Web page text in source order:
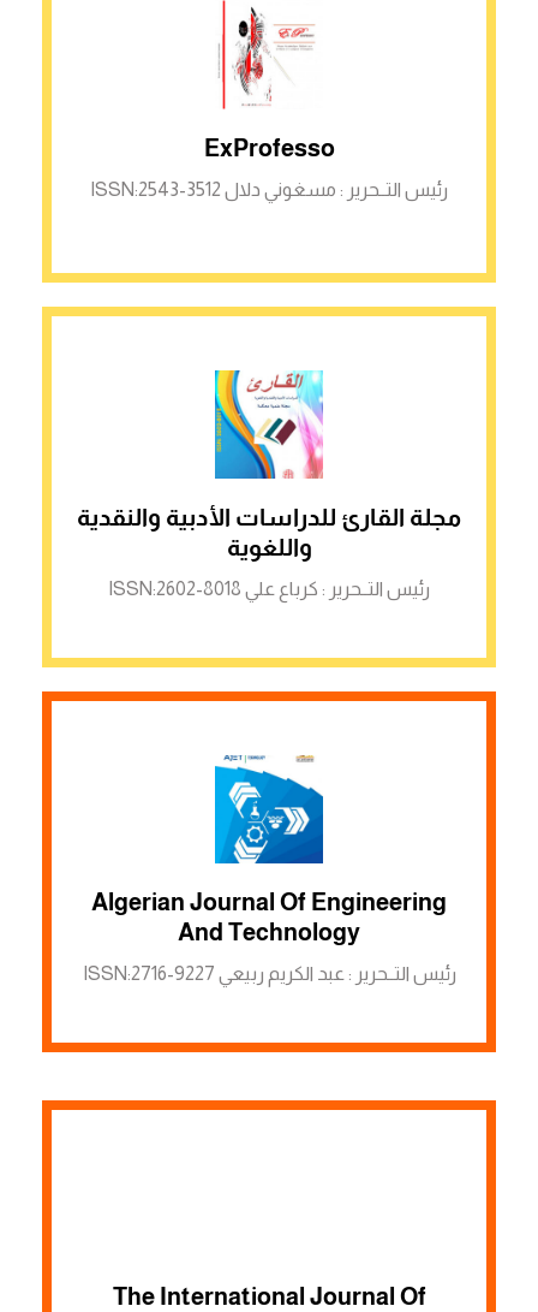
ExProfesso
رئيس التــحرير : مسغوني دلال ISSN:2543-3512
مجلة القارئ للدراسات الأدبية والنقدية
واللغوية
رئيس التــحرير : كرباع علي ISSN:2602-8018
الرابط لمنصة ASJP
Algerian Journal Of Engineering
And Technology
رئيس التــحرير : عبد الكريم ربيعي ISSN:2716-9227
الرابط لمنصة ASJP
The International Journal Of